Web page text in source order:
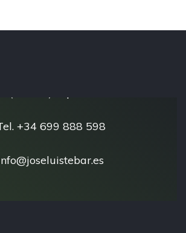
+34 699 888 598